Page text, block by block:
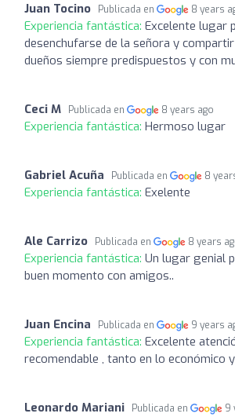
Juan Tocino Publicada en 8 years
Experiencia fantástica: Excelente lugar
desenchufarse de la señora y
dueños siempre predispuestos y con
Ceci M Publicada en 8 years ago
Experiencia fantástica: Hermoso lugar
Gabriel Acuña Publicada en 8
Experiencia fantástica: Exelente
Ale Carrizo Publicada en 8 years
Experiencia fantástica: Un lugar genial
buen momento con amigos..
Juan Encina Publicada en 9 years
Experiencia fantástica: Excelente
recomendable , tanto en lo económico
Leonardo Mariani Publicada en 9